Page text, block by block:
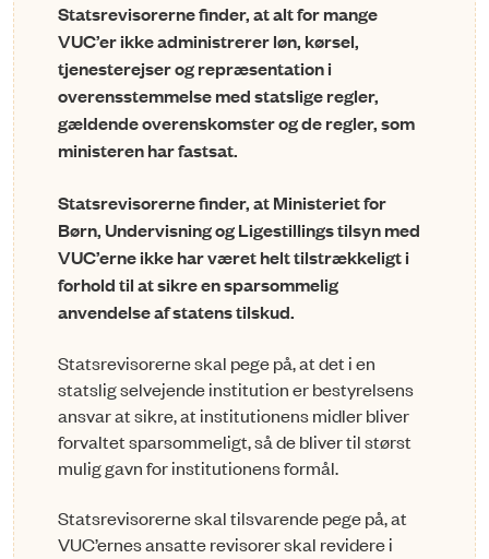
Statsrevisorerne finder, at alt for mange
VUC’er ikke administrerer løn, kørsel,
tjenesterejser og repræsentation i
overensstemmelse med statslige regler,
gældende overenskomster og de regler, som
ministeren har fastsat.
Statsrevisorerne finder, at Ministeriet for
Børn, Undervisning og Ligestillings tilsyn med
VUC’erne ikke har været helt tilstrækkeligt i
forhold til at sikre en sparsommelig
anvendelse af statens tilskud.
Statsrevisorerne skal pege på, at det i en
statslig selvejende institution er bestyrelsens
ansvar at sikre, at institutionens midler bliver
forvaltet sparsommeligt, så de bliver til størst
mulig gavn for institutionens formål.
Statsrevisorerne skal tilsvarende pege på, at
VUC’ernes ansatte revisorer skal revidere i